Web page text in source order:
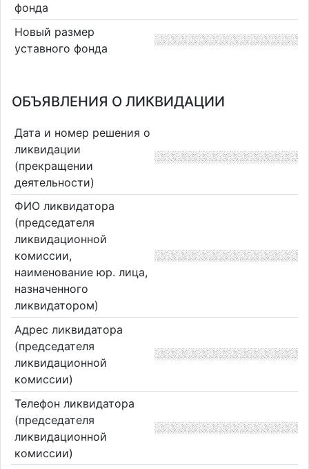
фонда
Новый размер
уставного фонда
ОБЪЯВЛЕНИЯ О ЛИКВИДАЦИИ
Дата и номер решения о
ликвидации
(прекращении
деятельности)
ФИО ликвидатора
(председателя
ликвидационной
комиссии,
наименование юр. лица,
назначенного
ликвидатором)
Адрес ликвидатора
(председателя
ликвидационной
комиссии)
Телефон ликвидатора
(председателя
ликвидационной
комиссии)